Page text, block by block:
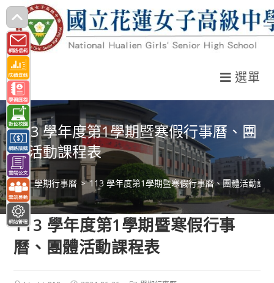
跳
轉
至
主
要
內
容
選單
113 學年度第1學期暨寒假行事曆、團
體活動課程表
> 學期行事曆 > 113 學年度第1學期暨寒假行事曆、團體活動課
113 學年度第1學期暨寒假行事
曆、團體活動課程表